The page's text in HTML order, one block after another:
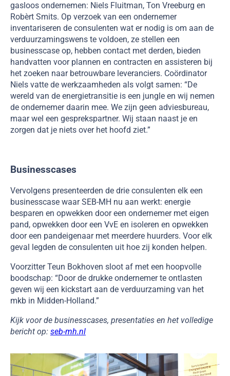
gasloos ondernemen: Niels Fluitman, Ton Vreeburg en
Robèrt Smits. Op verzoek van een ondernemer
inventariseren de consulenten wat er nodig is om aan de
verduurzamingswens te voldoen, ze stellen een
businesscase op, hebben contact met derden, bieden
handvatten voor plannen en contracten en assisteren bij
het zoeken naar betrouwbare leveranciers. Coördinator
Niels vatte de werkzaamheden als volgt samen: “De
wereld van de energietransitie is een jungle en wij nemen
de ondernemer daarin mee. We zijn geen adviesbureau,
maar wel een gesprekspartner. Wij staan naast je en
zorgen dat je niets over het hoofd ziet.”
Businesscases
Vervolgens presenteerden de drie consulenten elk een
businesscase waar SEB-MH nu aan werkt: energie
besparen en opwekken door een ondernemer met eigen
pand, opwekken door een VvE en isoleren en opwekken
door een pandeigenaar met meerdere huurders. Voor elk
geval legden de consulenten uit hoe zij konden helpen.
Voorzitter Teun Bokhoven sloot af met een hoopvolle
boodschap: “Door de drukke ondernemer te ontlasten
geven wij een kickstart aan de verduurzaming van het
mkb in Midden-Holland.”
Kijk voor de businesscases, presentaties en het volledige
bericht op: seb-mh.nl